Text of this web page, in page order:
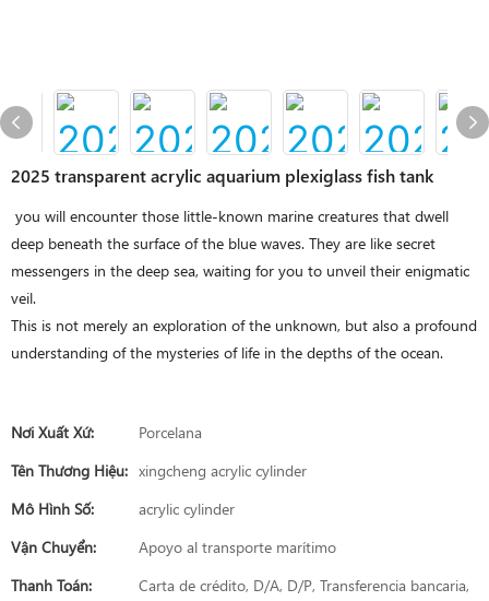
2025 transparent acrylic aquarium plexiglass fish tank
you will encounter those little-known marine creatures that dwell
deep beneath the surface of the blue waves. They are like secret
messengers in the deep sea, waiting for you to unveil their enigmatic
veil.
This is not merely an exploration of the unknown, but also a profound
understanding of the mysteries of life in the depths of the ocean.
Nơi Xuất Xứ:
Porcelana
Tên Thương Hiệu: xingcheng acrylic cylinder
Mô Hình Số:
acrylic cylinder
Vận Chuyển:
Apoyo al transporte marítimo
Thanh Toán:
Carta de crédito, D/A, D/P, Transferencia bancaria,